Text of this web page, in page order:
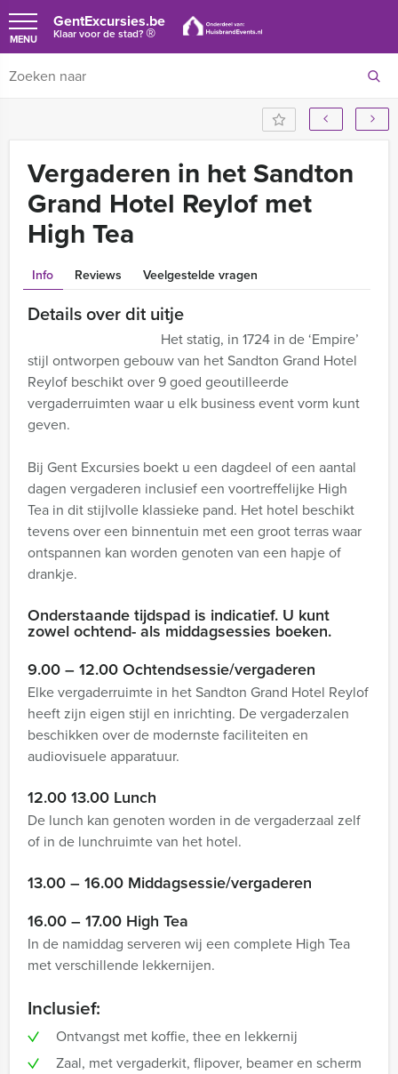
GentExcursies.be
Klaar voor de stad?®
MENU
Vergaderen in het Sandton
Grand Hotel Reylof met
High Tea
Info Reviews Veelgestelde vragen
Details over dit uitje
Het statig, in 1724 in de ‘Empire’
stijl ontworpen gebouw van het Sandton Grand Hotel
Reylof beschikt over 9 goed geoutilleerde
vergaderruimten waar u elk business event vorm kunt
geven.
Bij Gent Excursies boekt u een dagdeel of een aantal
dagen vergaderen inclusief een voortreffelijke High
Tea in dit stijlvolle klassieke pand. Het hotel beschikt
tevens over een binnentuin met een groot terras waar
ontspannen kan worden genoten van een hapje of
drankje.
Onderstaande tijdspad is indicatief. U kunt
zowel ochtend- als middagsessies boeken.
9.00 – 12.00 Ochtendsessie/vergaderen
Elke vergaderruimte in het Sandton Grand Hotel Reylof
heeft zijn eigen stijl en inrichting. De vergaderzalen
beschikken over de modernste faciliteiten en
audiovisuele apparatuur.
12.00 13.00 Lunch
De lunch kan genoten worden in de vergaderzaal zelf
of in de lunchruimte van het hotel.
13.00 – 16.00 Middagsessie/vergaderen
16.00 – 17.00 High Tea
In de namiddag serveren wij een complete High Tea
met verschillende lekkernijen.
Inclusief:
Ontvangst met koffie, thee en lekkernij
Zaal, met vergaderkit, flipover, beamer en scherm